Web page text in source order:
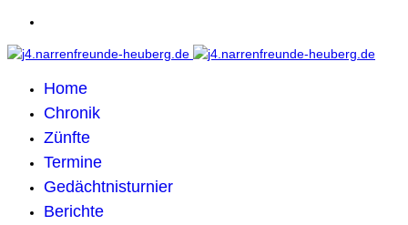
Home
Chronik
Zünfte
Termine
Gedächtnisturnier
Berichte